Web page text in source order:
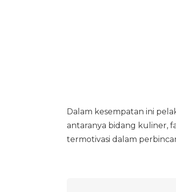
Dalam kesempatan ini
antaranya bidang kuliner,
termotivasi dalam